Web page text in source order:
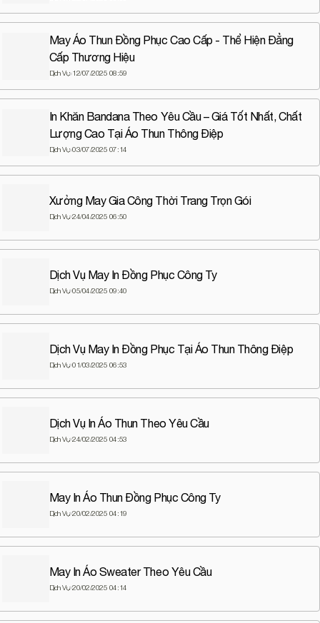
May Áo Thun Đồng Phục Cao Cấp - Thể Hiện Đẳng
Cấp Thương Hiệu
Dịch Vụ 12/07/2025 08:59
In Khăn Bandana Theo Yêu Cầu – Giá Tốt Nhất, Chất
Lượng Cao Tại Áo Thun Thông Điệp
Dịch Vụ 03/07/2025 07:14
Xưởng May Gia Công Thời Trang Trọn Gói
Dịch Vụ 24/04/2025 06:50
Dịch Vụ May In Đồng Phục Công Ty
Dịch Vụ 05/04/2025 09:40
Dịch Vụ May In Đồng Phục Tại Áo Thun Thông Điệp
Dịch Vụ 01/03/2025 06:53
Dịch Vụ In Áo Thun Theo Yêu Cầu
Dịch Vụ 24/02/2025 04:53
May In Áo Thun Đồng Phục Công Ty
Dịch Vụ 20/02/2025 04:19
May In Áo Sweater Theo Yêu Cầu
Dịch Vụ 20/02/2025 04:14